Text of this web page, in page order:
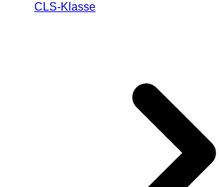
CLS-Klasse